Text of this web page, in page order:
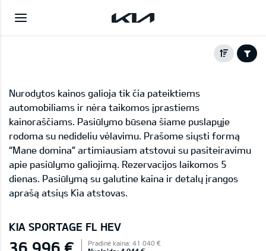
Nurodytos kainos galioja tik čia pateiktiems
automobiliams ir nėra taikomos įprastiems
kainoraščiams. Pasiūlymo būsena šiame puslapyje
rodoma su nedideliu vėlavimu. Prašome siųsti formą
“Mane domina” artimiausiam atstovui su pasiteiravimu
apie pasiūlymo galiojimą. Rezervacijos laikomos 5
dienas. Pasiūlymą su galutine kaina ir detalų įrangos
aprašą atsiųs Kia atstovas.
KIA SPORTAGE FL HEV
36 996 € Pradinė kaina: 41 040 €